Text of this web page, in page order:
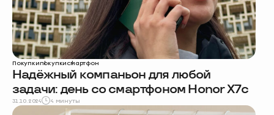
Покупкипокупкисмартфон
Надёжный компаньон для любой
задачи: день со смартфоном Honor X7c
31.10.2024 4 минуты